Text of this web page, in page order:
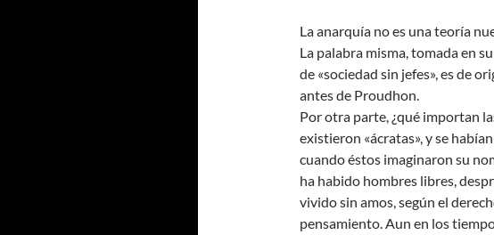
La anarquía no es una teoría
La palabra misma, tomada en
de «sociedad sin jefes», es de
antes de Proudhon.
Por otra parte, ¿qué importan
existieron «ácratas», y se
cuando éstos imaginaron su
ha habido hombres libres,
vivido sin amos, según el
pensamiento. Aun en los